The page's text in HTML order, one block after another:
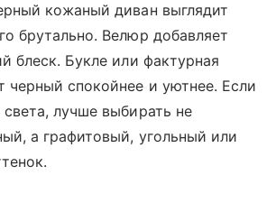
кожаный диван выглядит
брутально. Велюр добавляет
блеск. Букле или фактурная
черный спокойнее и уютнее. Если
лучше выбирать не
а графитовый, угольный или